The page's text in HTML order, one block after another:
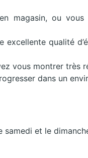
magasin, ou
qualité
vous montrer très
dans un
samedi et le